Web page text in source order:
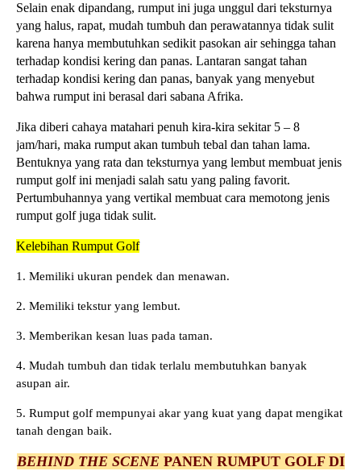
Selain enak dipandang, rumput ini juga unggul dari teksturnya
yang halus, rapat, mudah tumbuh dan perawatannya tidak sulit
karena hanya membutuhkan sedikit pasokan air sehingga tahan
terhadap kondisi kering dan panas. Lantaran sangat tahan
terhadap kondisi kering dan panas, banyak yang menyebut
bahwa rumput ini berasal dari sabana Afrika.
Jika diberi cahaya matahari penuh kira-kira sekitar 5 – 8
jam/hari, maka rumput akan tumbuh tebal dan tahan lama.
Bentuknya yang rata dan teksturnya yang lembut membuat jenis
rumput golf ini menjadi salah satu yang paling favorit.
Pertumbuhannya yang vertikal membuat cara memotong jenis
rumput golf juga tidak sulit.
Kelebihan Rumput Golf
1. Memiliki ukuran pendek dan menawan.
2. Memiliki tekstur yang lembut.
3. Memberikan kesan luas pada taman.
4. Mudah tumbuh dan tidak terlalu membutuhkan banyak
asupan air.
5. Rumput golf mempunyai akar yang kuat yang dapat mengikat
tanah dengan baik.
BEHIND THE SCENE PANEN RUMPUT GOLF DI